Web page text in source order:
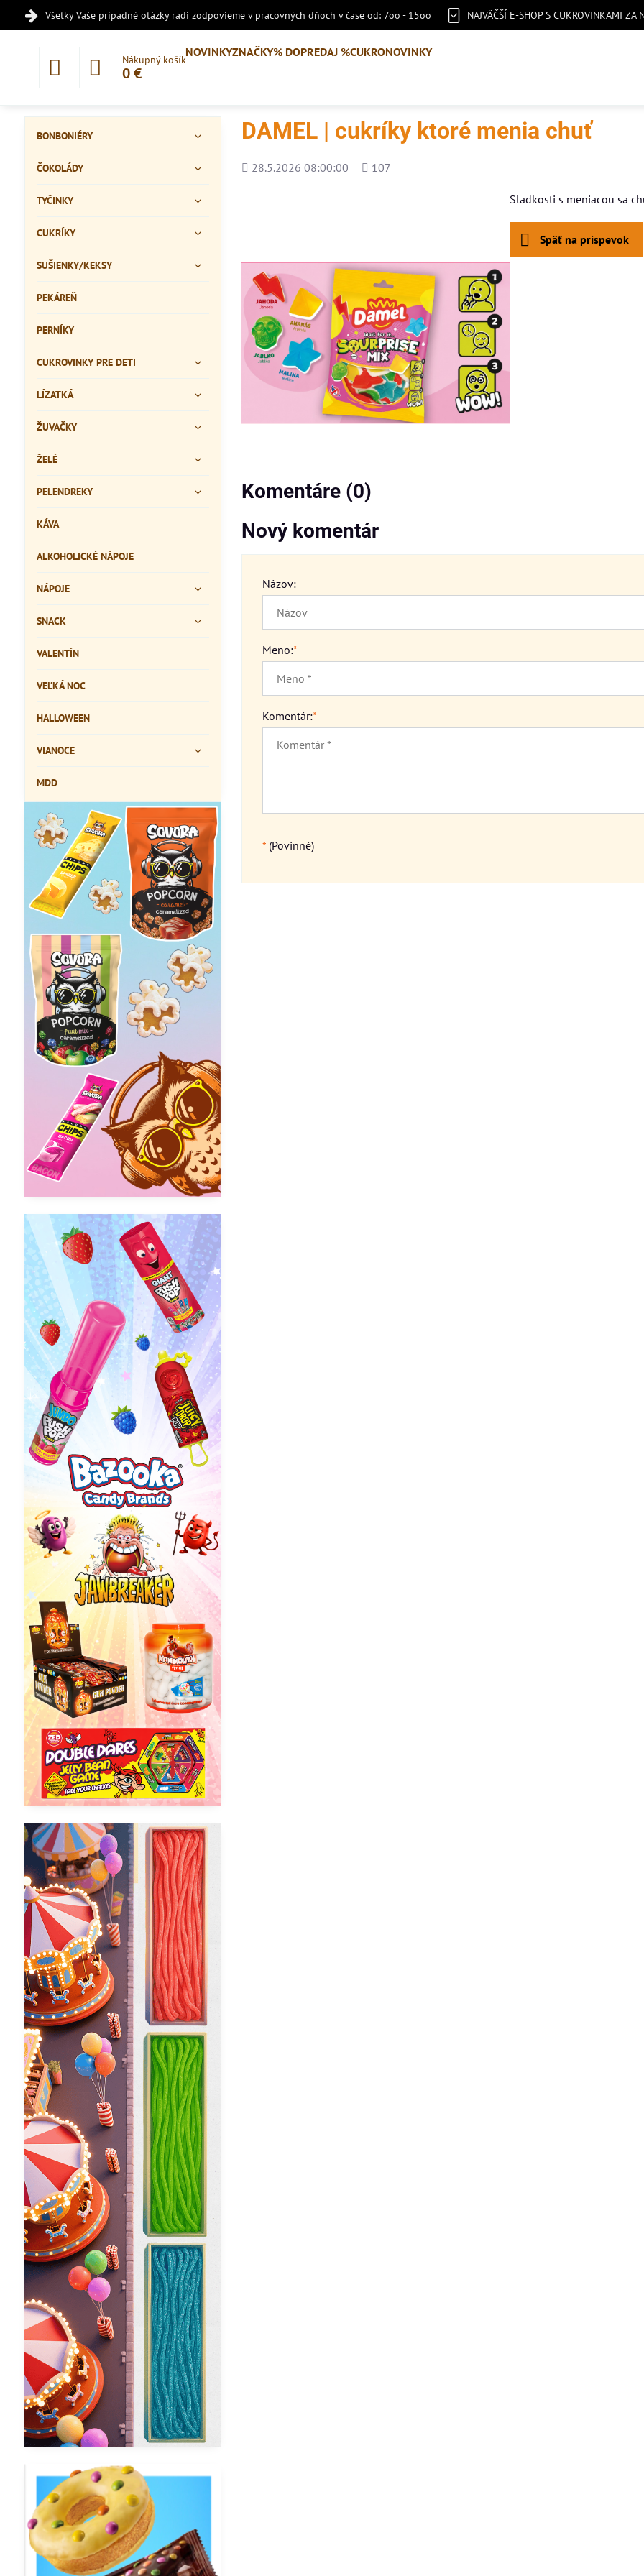
Všetky Vaše prípadné otázky radi zodpovieme v pracovných dňoch v čase od: 7oo - 15oo NAJVÄČŠÍ E-SHOP S CUKROVINKAMI ZA
Nákupný košík
0 €
NOVINKYZNAČKY% DOPREDAJ %CUKRONOVINKY
DAMEL | cukríky ktoré menia chuť
Pridané
28.5.2026 08:00:00
Počet
107
Sladkosti s meniacou sa
Späť na príspevok
Komentáre (0)
Nový komentár
Názov:
Meno:*
Komentár:*
* (Povinné)
BONBONIÉRY
ČOKOLÁDY
TYČINKY
CUKRÍKY
SUŠIENKY/KEKSY
PEKÁREŇ
PERNÍKY
CUKROVINKY PRE DETI
LÍZATKÁ
ŽUVAČKY
ŽELÉ
PELENDREKY
KÁVA
ALKOHOLICKÉ NÁPOJE
NÁPOJE
SNACK
VALENTÍN
VEĽKÁ NOC
HALLOWEEN
VIANOCE
MDD